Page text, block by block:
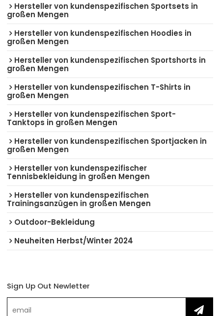
Hersteller von kundenspezifischen Sportsets in
großen Mengen
Hersteller von kundenspezifischen Hoodies in
großen Mengen
Hersteller von kundenspezifischen Sportshorts in
großen Mengen
Hersteller von kundenspezifischen T-Shirts in
großen Mengen
Hersteller von kundenspezifischen Sport-
Tanktops in großen Mengen
Hersteller von kundenspezifischen Sportjacken in
großen Mengen
Hersteller von kundenspezifischer
Tennisbekleidung in großen Mengen
Hersteller von kundenspezifischen
Trainingsanzügen in großen Mengen
Outdoor-Bekleidung
Neuheiten Herbst/Winter 2024
Sign Up Out Newletter